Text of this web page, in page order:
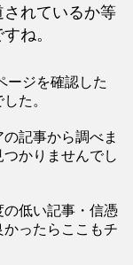
れているか等
ね。
ージを確認した
た。
記事から調べま
かりませんでし
低い記事・信憑
ったらここもチ